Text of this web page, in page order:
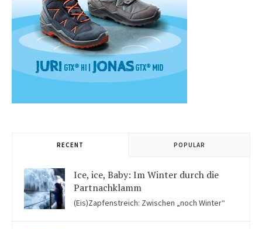
RECENT POPULAR
Ice, ice, Baby: Im Winter durch die
Partnachklamm
(Eis)Zapfenstreich: Zwischen „noch Winter“